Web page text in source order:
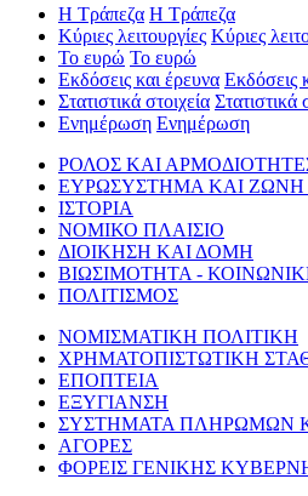
Η Τράπεζα Η Τράπεζα
Κύριες λειτουργίες Κύριες
Το ευρώ Το ευρώ
Εκδόσεις και έρευνα Εκδόσεις
Στατιστικά στοιχεία Στατιστικά
Ενημέρωση Ενημέρωση
ΡΟΛΟΣ ΚΑΙ
ΕΥΡΩΣΥΣΤΗΜΑ ΚΑΙ ΖΩΝΗ
ΙΣΤΟΡΙΑ
ΝΟΜΙΚΟ ΠΛΑΙΣΙΟ
ΔΙΟΙΚΗΣΗ ΚΑΙ ΔΟΜΗ
ΒΙΩΣΙΜΟΤΗΤΑ -
ΠΟΛΙΤΙΣΜΟΣ
ΝΟΜΙΣΜΑΤΙΚΗ ΠΟΛΙΤΙΚΗ
ΧΡΗΜΑΤΟΠΙΣΤΩΤΙΚΗ
ΕΠΟΠΤΕΙΑ
ΕΞΥΓΙΑΝΣΗ
ΣΥΣΤΗΜΑΤΑ ΠΛΗΡΩΜΩΝ
ΑΓΟΡΕΣ
ΦΟΡΕΙΣ ΓΕΝΙΚΗΣ